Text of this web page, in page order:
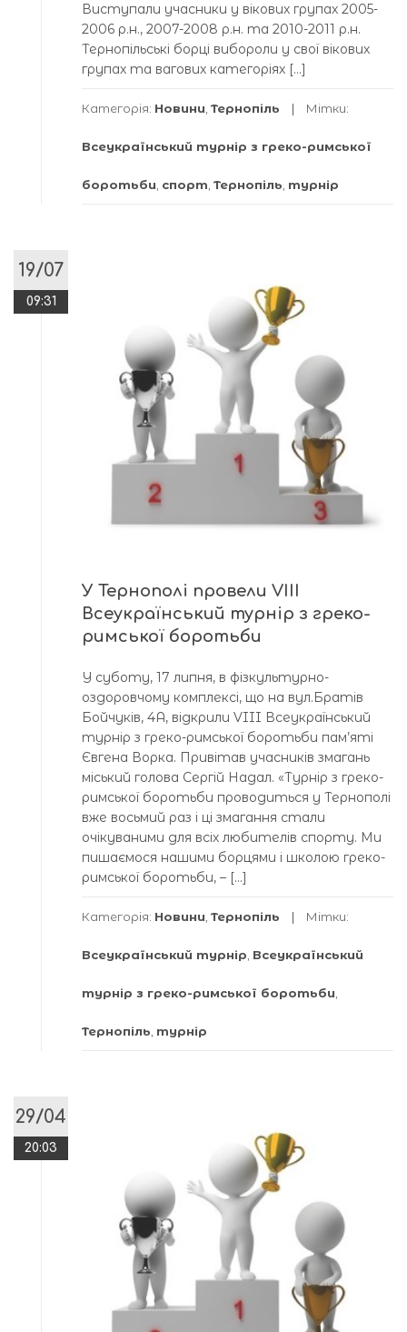
Виступали учасники у вікових групах 2005-
2006 р.н., 2007-2008 р.н. та 2010-2011 р.н.
Тернопільські борці вибороли у свої вікових
групах та вагових категоріях […]
Категорія: Новини Тернопіль Мітки:
Всеукраїнський турнір з греко-римської
боротьби спорт Тернопіль турнір
19/07
09:31
У Тернополі провели VIII
Всеукраїнський турнір з греко-
римської боротьби
У суботу, 17 липня, в фізкультурно-
оздоровчому комплексі, що на вул.Братів
Бойчуків, 4А, відкрили VIII Всеукраїнський
турнір з греко-римської боротьби пам’яті
Євгена Ворка. Привітав учасників змагань
міський голова Сергій Надал. «Турнір з греко-
римської боротьби проводиться у Тернополі
вже восьмий раз і ці змагання стали
очікуваними для всіх любителів спорту. Ми
пишаємося нашими борцями і школою греко-
римської боротьби, – […]
Категорія: Новини Тернопіль Мітки:
Всеукраїнський турнір Всеукраїнський
турнір з греко-римської боротьби
Тернопіль турнір
29/04
20:03